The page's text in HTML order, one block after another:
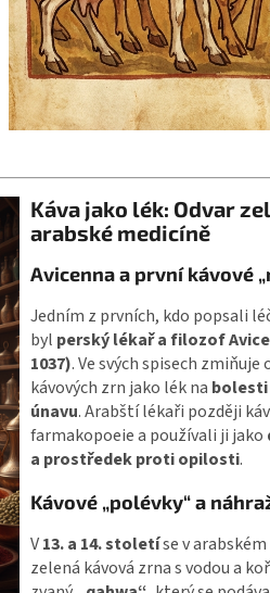
Káva jako lék: Odvar
arabské medicíně
Avicenna a první kávové
Jedním z prvních, kdo popsali
byl perský lékař a filozof
1037). Ve svých spisech zmiňuje
kávových zrn jako lék na bolesti
únavu. Arabští lékaři později
farmakopoeie a používali ji jako
a prostředek proti opilosti.
Kávové „polévky“ a
V13. a 14. stoletíse v
zelená kávová zrna s vodou a